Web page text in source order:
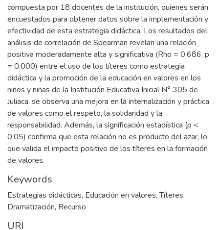
compuesta por 18 docentes de la institución, quienes serán
encuestados para obtener datos sobre la implementación y
efectividad de esta estrategia didáctica. Los resultados del
análisis de correlación de Spearman revelan una relación
positiva moderadamente alta y significativa (Rho = 0.686, p
= 0.000) entre el uso de los títeres como estrategia
didáctica y la promoción de la educación en valores en los
niños y niñas de la Institución Educativa Inicial N° 305 de
Juliaca. se observa una mejora en la internalización y práctica
de valores como el respeto, la solidaridad y la
responsabilidad. Además, la significación estadística (p <
0.05) confirma que esta relación no es producto del azar, lo
que valida el impacto positivo de los títeres en la formación
de valores.
Keywords
Estrategias didácticas, Educación en valores,Títeres,
Dramatización, Recurso
URI